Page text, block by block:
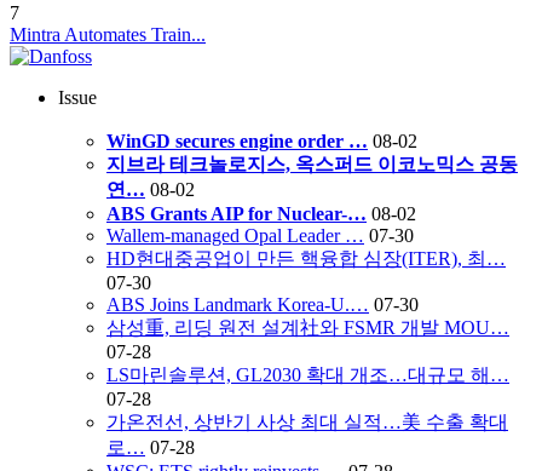
7
Mintra Automates Train...
Issue
WinGD secures engine order … 08-02
지브라 테크놀로지스, 옥스퍼드 이코노믹스 공동
연… 08-02
ABS Grants AIP for Nuclear-… 08-02
Wallem-managed Opal Leader … 07-30
HD현대중공업이 만든 핵융합 심장(ITER), 최…
07-30
ABS Joins Landmark Korea-U.… 07-30
삼성重, 리딩 원전 설계社와 FSMR 개발 MOU…
07-28
LS마린솔루션, GL2030 확대 개조…대규모 해…
07-28
가온전선, 상반기 사상 최대 실적…美 수출 확대
로… 07-28